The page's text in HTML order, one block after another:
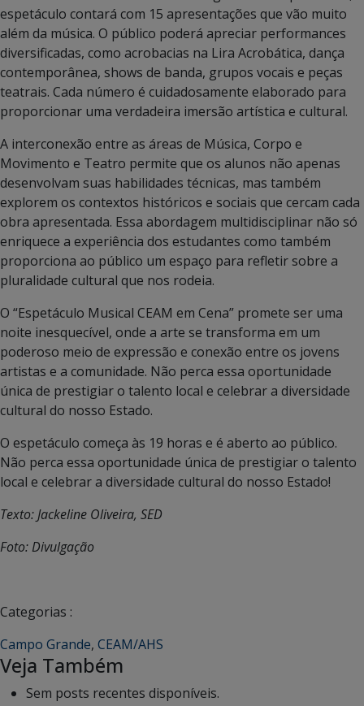
espetáculo contará com 15 apresentações que vão muito
além da música. O público poderá apreciar performances
diversificadas, como acrobacias na Lira Acrobática, dança
contemporânea, shows de banda, grupos vocais e peças
teatrais. Cada número é cuidadosamente elaborado para
proporcionar uma verdadeira imersão artística e cultural.
A interconexão entre as áreas de Música, Corpo e
Movimento e Teatro permite que os alunos não apenas
desenvolvam suas habilidades técnicas, mas também
explorem os contextos históricos e sociais que cercam cada
obra apresentada. Essa abordagem multidisciplinar não só
enriquece a experiência dos estudantes como também
proporciona ao público um espaço para refletir sobre a
pluralidade cultural que nos rodeia.
O “Espetáculo Musical CEAM em Cena” promete ser uma
noite inesquecível, onde a arte se transforma em um
poderoso meio de expressão e conexão entre os jovens
artistas e a comunidade. Não perca essa oportunidade
única de prestigiar o talento local e celebrar a diversidade
cultural do nosso Estado.
O espetáculo começa às 19 horas e é aberto ao público.
Não perca essa oportunidade única de prestigiar o talento
local e celebrar a diversidade cultural do nosso Estado!
Texto: Jackeline Oliveira, SED
Foto: Divulgação
Categorias :
Campo Grande, CEAM/AHS
Veja Também
Sem posts recentes disponíveis.